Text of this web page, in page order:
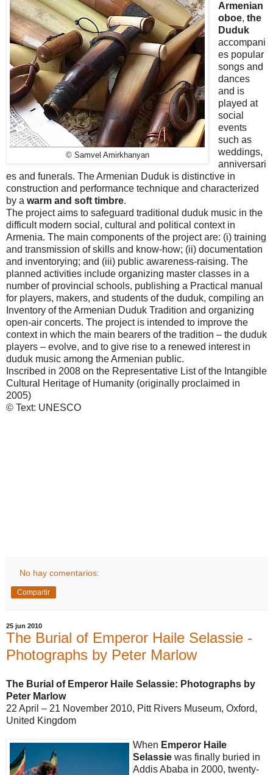
© Samvel Amirkhanyan
Armenian
oboe, the
Duduk
accompani
es popular
songs and
dances
and is
played at
social
events
such as
weddings,
anniversari
es and funerals. The Armenian Duduk is distinctive in
construction and performance technique and characterized
by a warm and soft timbre.
The project aims to safeguard traditional duduk music in the
difficult modern social, cultural and political context in
Armenia. The main components of the project are: (i) training
and transmission of skills and know-how; (ii) documentation
and inventorying; and (iii) public awareness-raising. The
planned activities include organizing master classes in a
number of provincial schools, publishing a Practical manual
for players, makers, and students of the duduk, compiling an
Inventory of the Armenian Duduk Tradition and organizing
open-air concerts. The project is intended to improve the
context in which the main bearers of the tradition – the duduk
players – evolve, and to give rise to a renewed interest in
duduk music among the Armenian public.
Inscribed in 2008 on the Representative List of the Intangible
Cultural Heritage of Humanity (originally proclaimed in
2005)
© Text: UNESCO
No hay comentarios:
Compartir
25 jun 2010
The Burial of Emperor Haile Selassie -
Photographs by Peter Marlow
The Burial of Emperor Haile Selassie: Photographs by
Peter Marlow
22 April – 21 November 2010, Pitt Rivers Museum, Oxford,
United Kingdom
When Emperor Haile
Selassie was finally buried in
Addis Ababa in 2000, twenty-